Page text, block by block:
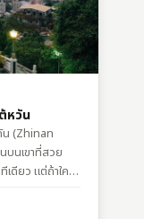
หวัน
น (Zhinan
บนเขาที่สวย
เดียว แต่ถ้าใคร
าคงมาชมวิวได้